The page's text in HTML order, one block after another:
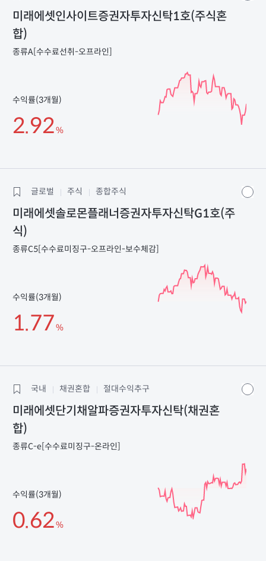
미래에셋인사이트증권자투자신탁1호(주식혼
합)
종류A[수수료선취-오프라인]
수익률(3개월)
2.92%
글로벌 주식 종합주식
미래에셋솔로몬플래너증권자투자신탁G1호(주
식)
종류C5[수수료미징구-오프라인-보수체감]
수익률(3개월)
1.77%
국내 채권혼합 절대수익추구
미래에셋단기채알파증권자투자신탁(채권혼
합)
종류C-e[수수료미징구-온라인]
수익률(3개월)
0.62%